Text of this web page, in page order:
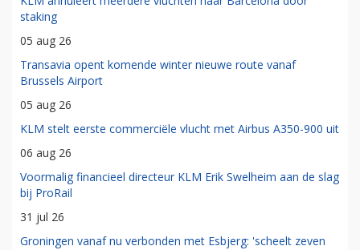
staking
05 aug 26
Transavia opent komende winter nieuwe route vanaf
Brussels Airport
05 aug 26
KLM stelt eerste commerciële vlucht met Airbus A350-900 uit
06 aug 26
Voormalig financieel directeur KLM Erik Swelheim aan de slag
bij ProRail
31 jul 26
Groningen vanaf nu verbonden met Esbjerg: 'scheelt zeven